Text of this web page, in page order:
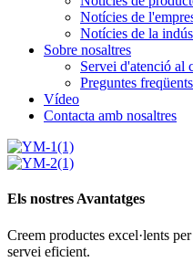
Notícies de
Notícies de la
Sobre nosaltres
Servei d'atenció al
Preguntes freqüents
Vídeo
Contacta amb nosaltres
Els nostres Avantatges
Creem productes excel·lents
servei eficient.